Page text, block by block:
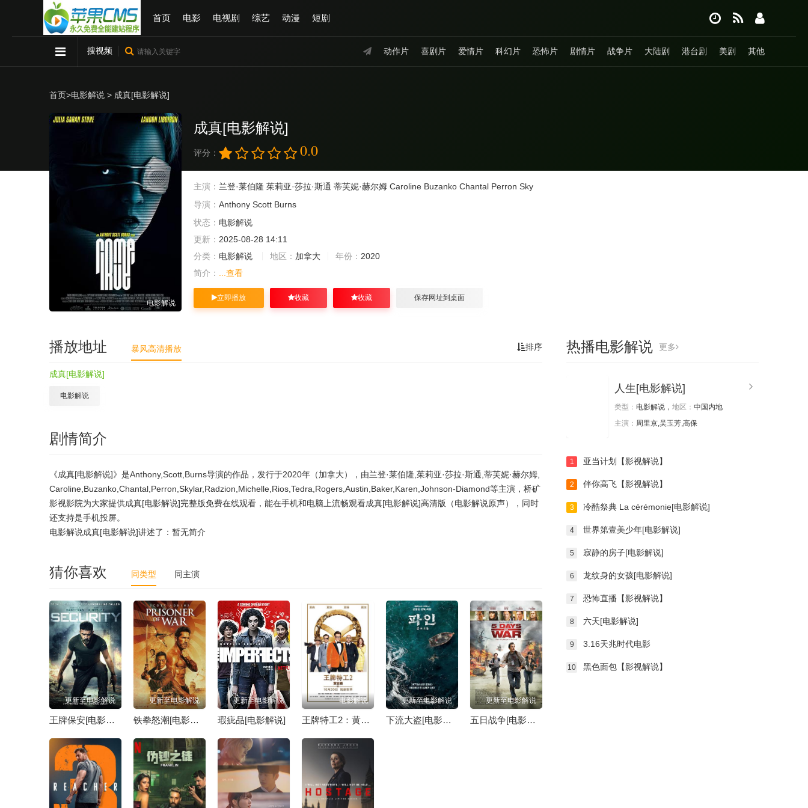
首页 电影 电视剧 综艺 动漫 短剧
动作片 喜剧片 爱情片 科幻片 恐怖片 剧情片 战争片 大陆剧 港台剧 美剧 其他
搜视频
首页>电影解说 > 成真[电影解说]
电影解说
成真[电影解说]
评分： 0.0
主演： 兰登·莱伯隆 茱莉亚·莎拉·斯通 蒂芙妮·赫尔姆 Caroline Buzanko Chantal Perron Sky
导演： Anthony Scott Burns
状态： 电影解说
更新： 2025-08-28 14:11
分类： 电影解说 地区： 加拿大 年份： 2020
简介：
...查看
立即播放 收藏 收藏 保存网址到桌面
排序
播放地址 暴风高清播放
成真[电影解说]
电影解说
剧情简介
《成真[电影解说]》是Anthony,Scott,Burns导演的作品，发行于2020年（加拿大），由兰登·莱伯隆,茱莉亚·莎拉·斯通,蒂芙妮·赫尔姆,
Caroline,Buzanko,Chantal,Perron,Skylar,Radzion,Michelle,Rios,Tedra,Rogers,Austin,Baker,Karen,Johnson-Diamond等主演，桥矿
影视影院为大家提供成真[电影解说]完整版免费在线观看，能在手机和电脑上流畅观看成真[电影解说]高清版（电影解说原声），同时
还支持是手机投屏。
电影解说成真[电影解说]讲述了：暂无简介
猜你喜欢 同类型 同主演
更新至电影解说
王牌保安[电影解说]
更新至电影解说
铁拳怒潮[电影解说]
更新至电影解说
瑕疵品[电影解说]
电影解说
王牌特工2：黄金圈[电影解说]
更新至电影解说
下流大盗[电影解说]
更新至电影解说
五日战争[电影解说]
热播电影解说 更多
人生[电影解说]
类型： 电影解说， 地区： 中国内地
主演： 周里京,吴玉芳,高保
1 亚当计划【影视解说】
2 伴你高飞【影视解说】
3 冷酷祭典 La cérémonie[电影解说]
4 世界第壹美少年[电影解说]
5 寂静的房子[电影解说]
6 龙纹身的女孩[电影解说]
7 恐怖直播【影视解说】
8 六天[电影解说]
9 3.16天兆时代电影
10 黑色面包【影视解说】